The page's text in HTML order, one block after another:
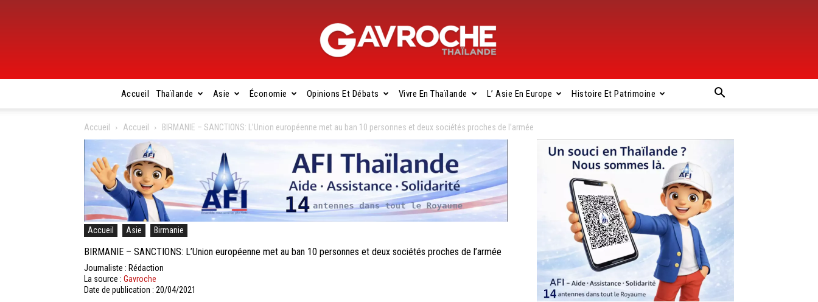
Gavroche
Thaïlande
Accueil Thaïlande Asie Économie Opinions Et Débats Vivre En Thaïlande L’ Asie En Europe Histoire Et Patrimoine
Accueil Accueil BIRMANIE – SANCTIONS: L’Union européenne met au ban 10 personnes et deux sociétés proches de l’armée
Accueil Asie Birmanie
BIRMANIE – SANCTIONS: L’Union européenne met au ban 10 personnes et deux sociétés proches de l’armée
Journaliste : Rédaction
La source : Gavroche
Date de publication : 20/04/2021